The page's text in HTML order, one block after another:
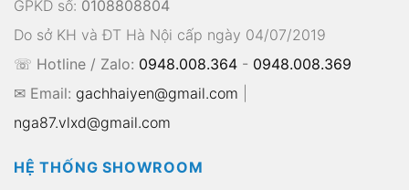
GPKD số: 0108808804
Do sở KH và ĐT Hà Nội cấp ngày 04/07/2019
☏ Hotline / Zalo: 0948.008.364 - 0948.008.369
✉ Email: gachhaiyen@gmail.com
nga87.vlxd@gmail.com
HỆ THỐNG SHOWROOM